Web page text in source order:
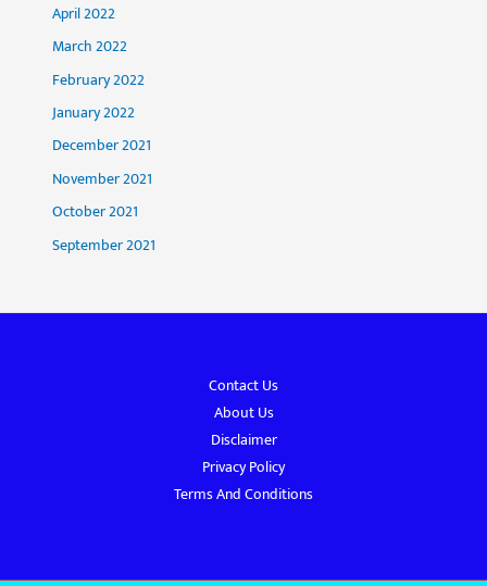
April 2022
March 2022
February 2022
January 2022
December 2021
November 2021
October 2021
September 2021
Contact Us
About Us
Disclaimer
Privacy Policy
Terms And Conditions